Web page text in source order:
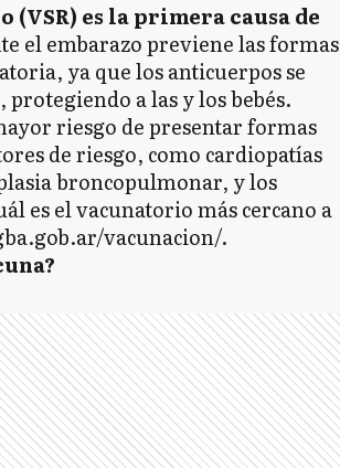
es la primera causa de
el embarazo previene las formas
ya que los anticuerpos se
a las y los bebés.
riesgo de presentar formas
de riesgo, como cardiopatías
broncopulmonar, y los
es el vacunatorio más cercano a
vacunacion/.